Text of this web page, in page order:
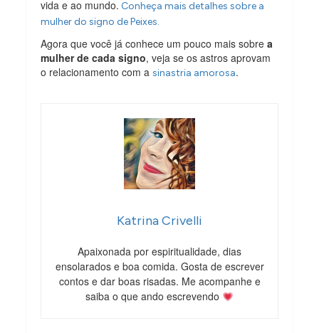
vida e ao mundo. Conheça mais detalhes sobre a
mulher do signo de Peixes.
Agora que você já conhece um pouco mais sobre a
mulher de cada signo, veja se os astros aprovam
o relacionamento com asinastria amorosa.
Katrina Crivelli
Apaixonada por espiritualidade, dias
ensolarados e boa comida. Gosta de escrever
contos e dar boas risadas. Me acompanhe e
saiba o que ando escrevendo